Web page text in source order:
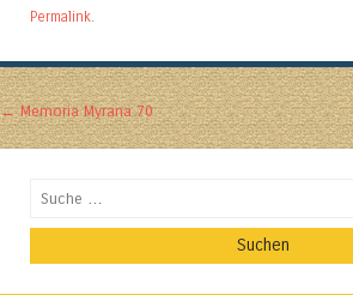
Permalink.
Artikel-Navigation
←Memoria Myrana 70
Suchen